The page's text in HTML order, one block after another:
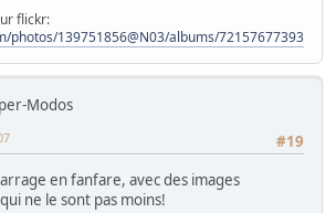
flickr:
photos/139751856@N03/albums/
Modos
#19
en fanfare, avec des images
ne le sont pas moins!